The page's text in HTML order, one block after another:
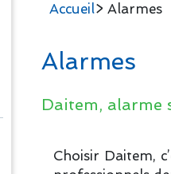
Accueil> Alarmes
Alarmes
Daitem, alarme
Choisir Daitem,